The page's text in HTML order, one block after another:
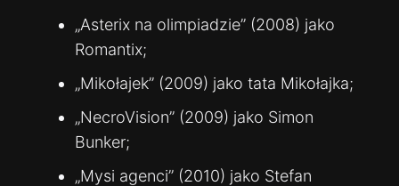
„Asterix na olimpiadzie” (2008) jako
Romantix;
„Mikołajek” (2009) jako tata Mikołajka;
„NecroVision” (2009) jako Simon
Bunker;
„Mysi agenci” (2010) jako Stefan